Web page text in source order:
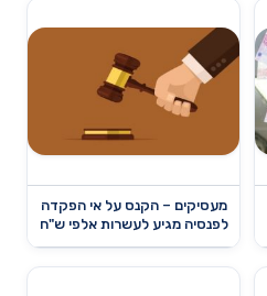
מעסיקים – הקנס על אי הפקדה
לפנסיה מגיע לעשרות אלפי ש"ח